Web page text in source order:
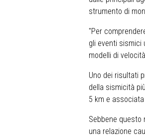
strumento di
"Per
gli eventi sismici
modelli di
Uno dei risultati
della sismicità
5 km e
Sebbene questo
una relazione